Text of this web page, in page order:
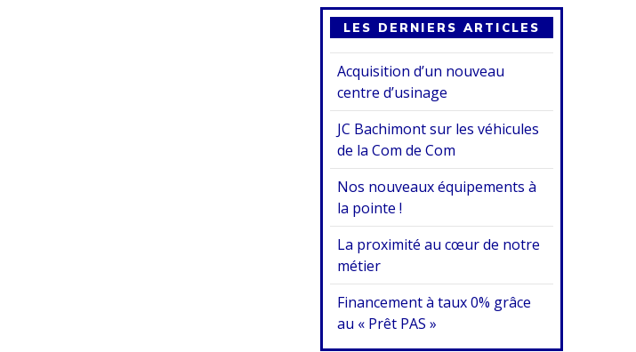
LES DERNIERS ARTICLES
Acquisition d’un nouveau
centre d’usinage
JC Bachimont sur les véhicules
de la Com de Com
Nos nouveaux équipements à
la pointe !
La proximité au cœur de notre
métier
Financement à taux 0% grâce
au « Prêt PAS »